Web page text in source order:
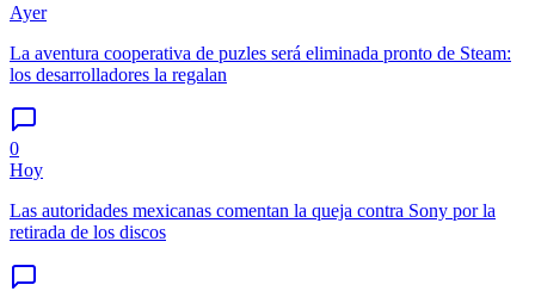
Ayer
La aventura cooperativa de puzles será eliminada pronto de Steam:
los desarrolladores la regalan
0
Hoy
Las autoridades mexicanas comentan la queja contra Sony por la
retirada de los discos